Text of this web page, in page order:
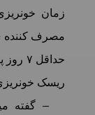
مصرف کننده
ریسک
– گفته